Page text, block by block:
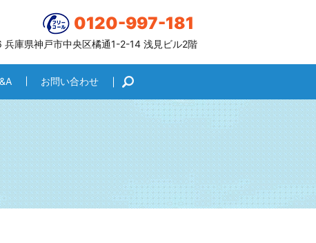
0120-997-181
庫県神戸市中央区橘通1-2-14 浅見ビル2階
お問い合わせ search